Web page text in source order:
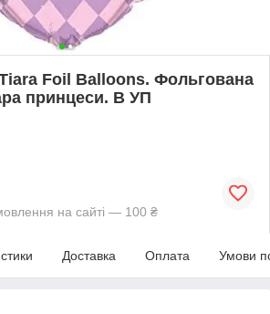
Foil Balloons. Фольгована
принцеси. В УП
на сайті — 100 ₴
Доставка Оплата Умови